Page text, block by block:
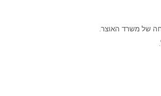
של משרד האוצר.